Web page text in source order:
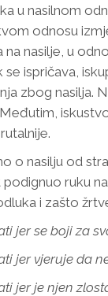
u nasilnom
odnosu
na nasilje, u
se ispričava,
zbog nasilja.
o nasilju od
ruku
i zašto
jer se boji za
jer vjeruje da
jer je njen